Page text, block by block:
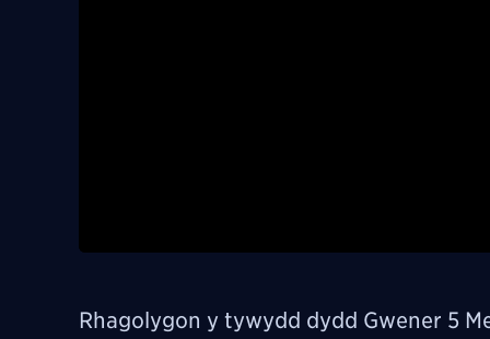
Rhagolygon y tywydd dydd Gwener 5